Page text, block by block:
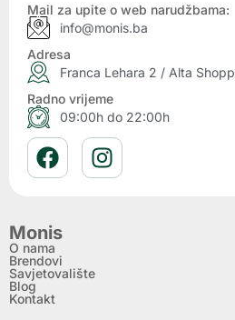
Mail za upite o web narudžbama:
info@monis.ba
Adresa
Franca Lehara 2 / Alta
Radno vrijeme
09:00h do 22:00h
Monis
O nama
Brendovi
Savjetovalište
Blog
Kontakt